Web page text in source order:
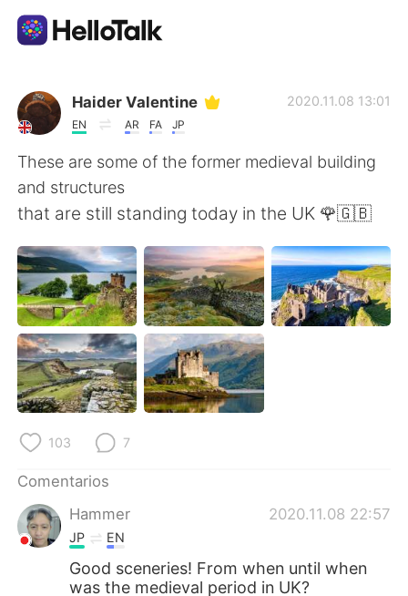
Aplicación de intercambio de idiomas
AI Grammar Checker
Español
English 简体中文
繁體中文 العربية
Français Deutsch
日本語 한국어
Indonesia
Türkçe
Haider Valentine
EN AR FA JP
2020.11.08 13:01
These are some of the former medieval building
and structures
that are still standing today in the UK 🌹🇬🇧
103 7
Comentarios
Hammer
2020.11.08 22:57
JP EN
Good sceneries! From when until when
was the medieval period in UK?